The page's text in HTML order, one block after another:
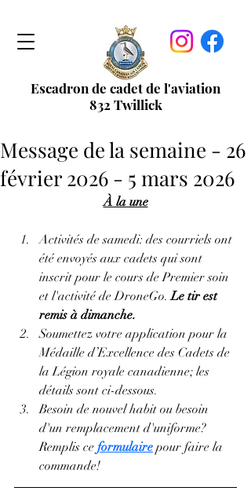
Escadron de cadet de l'aviation
832 Twillick
Message de la semaine - 26
février 2026 - 5 mars 2026
À la une
Activités de samedi: des courriels ont
été envoyés aux cadets qui sont
inscrit pour le cours de Premier soin
et l'activité de DroneGo. Le tir est
remis à dimanche.
Soumettez votre application pour la
Médaille d’Excellence des Cadets de
la Légion royale canadienne; les
détails sont ci-dessous.
Besoin de nouvel habit ou besoin
d'un remplacement d'uniforme?
Remplis ce formulaire pour faire la
commande!